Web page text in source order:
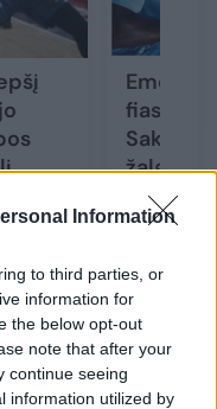
Information
to third parties, or
information for
the below opt-out
note that after your
continue seeing
information utilized by
fiasko:
Galbūt buvo
man sakė, kad
blogai,